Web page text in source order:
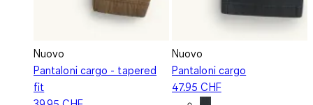
Nuovo
Pantaloni cargo - tapered
fit
Nuovo
Pantaloni cargo
47.95 CHF